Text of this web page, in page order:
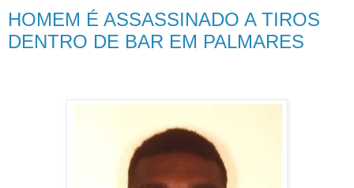
HOMEM É ASSASSINADO A TIROS
DENTRO DE BAR EM PALMARES